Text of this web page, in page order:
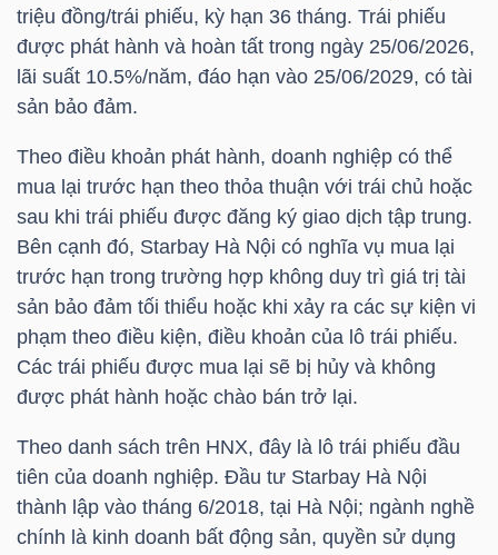
triệu đồng/trái phiếu, kỳ hạn 36 tháng. Trái phiếu
được phát hành và hoàn tất trong ngày 25/06/2026,
lãi suất 10.5%/năm, đáo hạn vào 25/06/2029, có tài
sản bảo đảm.
Theo điều khoản phát hành, doanh nghiệp có thể
mua lại trước hạn theo thỏa thuận với trái chủ hoặc
sau khi trái phiếu được đăng ký giao dịch tập trung.
Bên cạnh đó, Starbay Hà Nội có nghĩa vụ mua lại
trước hạn trong trường hợp không duy trì giá trị tài
sản bảo đảm tối thiểu hoặc khi xảy ra các sự kiện vi
phạm theo điều kiện, điều khoản của lô trái phiếu.
Các trái phiếu được mua lại sẽ bị hủy và không
được phát hành hoặc chào bán trở lại.
Theo danh sách trên HNX, đây là lô trái phiếu đầu
tiên của doanh nghiệp. Đầu tư Starbay Hà Nội
thành lập vào tháng 6/2018, tại Hà Nội; ngành nghề
chính là kinh doanh bất động sản, quyền sử dụng
TÀI
CHÍNH
KINH
TẾ
THẾ
GIỚI